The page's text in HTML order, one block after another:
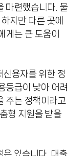
마련했습니다. 물
지만 다른 곳에
게는 큰 도움이
용자를 위한 정
등급이 낮아 어려
주는 정책이라고
형 지원을 받을